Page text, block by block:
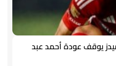
يوقف عودة أحمد عبد